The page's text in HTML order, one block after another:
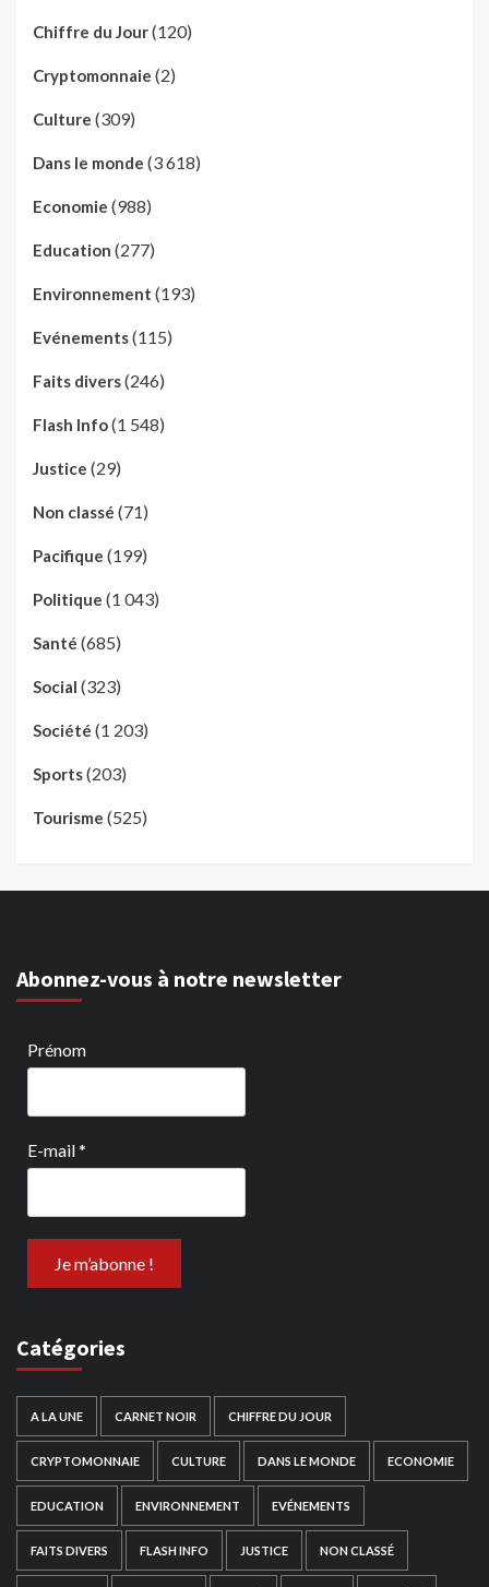
Chiffre du Jour(120)
Cryptomonnaie (2)
Culture (309)
Dans le monde (3 618)
Economie (988)
Education (277)
Environnement (193)
Evénements(115)
Faits divers(246)
Flash Info(1 548)
Justice (29)
Non classé (71)
Pacifique (199)
Politique (1 043)
Santé (685)
Social (323)
Société (1 203)
Sports(203)
Tourisme (525)
Abonnez-vous à notre newsletter
Prénom
E-mail*
Catégories
A LA UNE CARNET NOIR CHIFFRE DU JOUR
CRYPTOMONNAIE CULTURE DANS LE MONDE ECONOMIE
EDUCATION ENVIRONNEMENT EVÉNEMENTS
FAITS DIVERS FLASH INFO JUSTICE NON CLASSÉ